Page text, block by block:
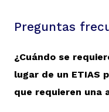
Preguntas
¿Cuándo se
lugar de un ETIAS
que requieren una